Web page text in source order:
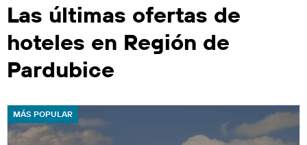
Las últimas ofertas de
hoteles en Región de
Pardubice
MÁS POPULAR